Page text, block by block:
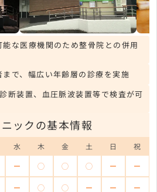
な医療機関のため整骨院との併用
で、幅広い年齢層の診療を実施
断装置、血圧脈波装置等で検査が可
ックの基本情報
水 木 金 土 日 祝
ー ◯ ◯ ◯ ー ー
ー ◯ ◯ ー ー ー